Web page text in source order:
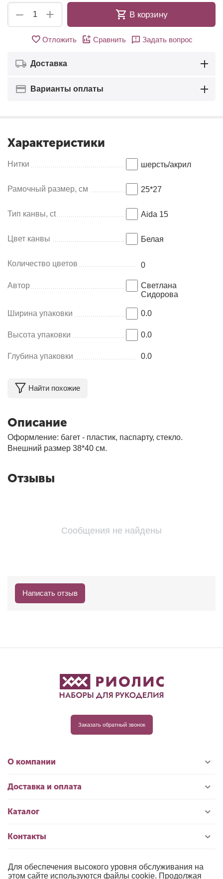
+
− В корзину
Отложить Сравнить Задать вопрос
Доставка
Варианты оплаты
Характеристики
Нитки шерсть/акрил
Рамочный размер, см 25*27
Тип канвы, ct Aida 15
Цвет канвы Белая
Количество цветов 0
Автор
Светлана
Сидорова
Ширина упаковки 0.0
Высота упаковки 0.0
Глубина упаковки 0.0
Найти похожие
Описание
Оформление: багет - пластик, паспарту, стекло.
Внешний размер 38*40 см.
Отзывы
Сообщения не найдены
Написать отзыв
Заказать обратный звонок
О компании
Доставка и оплата
Каталог
Контакты
© 1996-2026 «РИОЛИС»
Для обеспечения высокого уровня обслуживания на
этом сайте используются файлы cookie. Продолжая